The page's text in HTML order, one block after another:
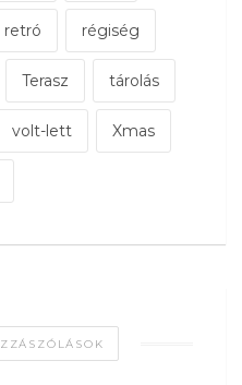
retró régiség
Terasz tárolás
volt-lett Xmas